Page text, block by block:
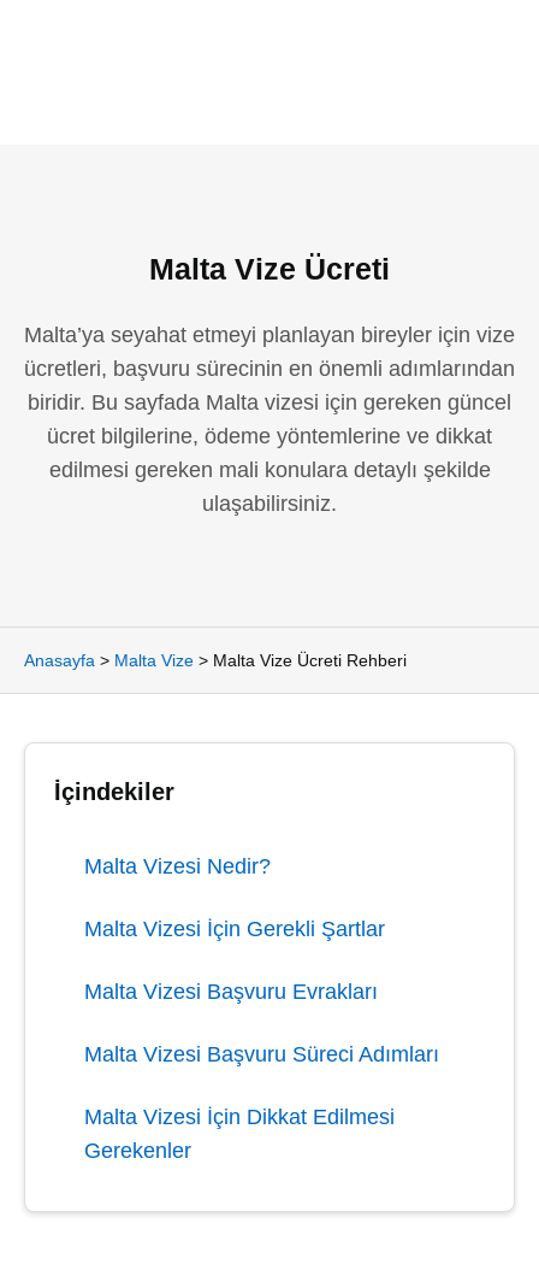
Malta Vize Ücreti
Malta’ya seyahat etmeyi planlayan bireyler için vize
ücretleri, başvuru sürecinin en önemli adımlarından
biridir. Bu sayfada Malta vizesi için gereken güncel
ücret bilgilerine, ödeme yöntemlerine ve dikkat
edilmesi gereken mali konulara detaylı şekilde
ulaşabilirsiniz.
Anasayfa > Malta Vize > Malta Vize Ücreti Rehberi
İçindekiler
Malta Vizesi Nedir?
Malta Vizesi İçin Gerekli Şartlar
Malta Vizesi Başvuru Evrakları
Malta Vizesi Başvuru Süreci Adımları
Malta Vizesi İçin Dikkat Edilmesi
Gerekenler